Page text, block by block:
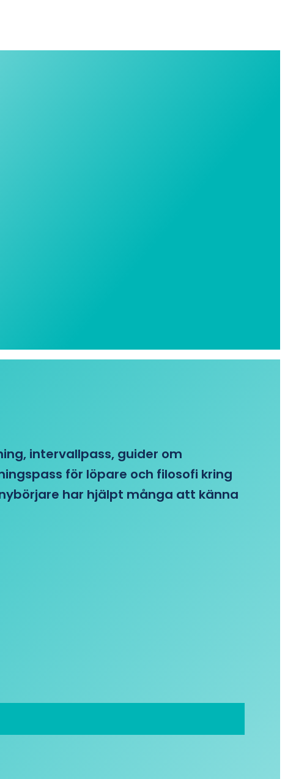
intervallpass, guider om
för löpare och filosofi kring
har hjälpt många att känna